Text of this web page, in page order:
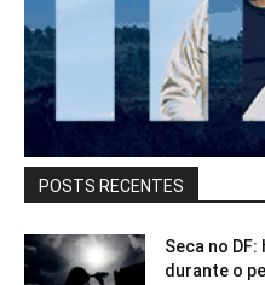
POSTS RECENTES
Seca no
durante o